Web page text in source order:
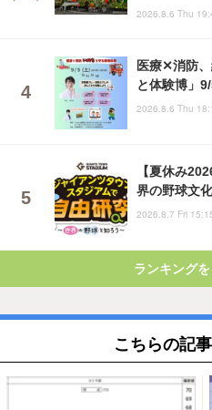
2026.8.6 Thu
医療✕消防
と体験博」
2026.8.6 Thu
【夏休み
界の野球文
2026.8.7 Fri
ランキング
こちらの記